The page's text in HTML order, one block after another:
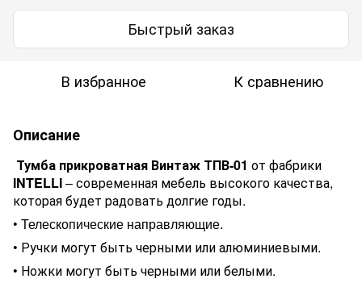
Быстрый заказ
В избранное К сравнению
Описание
Тумба прикроватная Винтаж ТПВ-01 от фабрики
INTELLI– современная мебель высокого качества,
которая будет радовать долгие годы.
• Телескопические направляющие.
• Ручки могут быть черными или алюминиевыми.
• Ножки могут быть черными или белыми.